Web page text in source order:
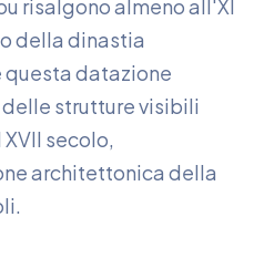
risalgono almeno all'XI
della dinastia
datazione
strutture visibili
secolo,
architettonica della